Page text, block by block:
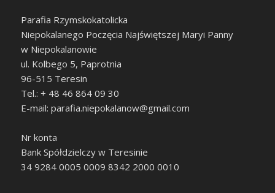
Parafia Rzymskokatolicka
Niepokalanego Poczęcia Najświętszej Maryi Panny
w Niepokalanowie
ul. Kolbego 5, Paprotnia
96-515 Teresin
Tel.: + 48 46 864 09 30
E-mail: parafia.niepokalanow@gmail.com
Nr konta
Bank Spółdzielczy w Teresinie
34 9284 0005 0009 8342 2000 0010